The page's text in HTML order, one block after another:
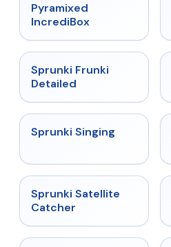
Pyramixed
IncrediBox
★
Sprunki Frunki
Detailed
★
Sprunki Singing
★ 4.4
Sprunki Satellite
Catcher